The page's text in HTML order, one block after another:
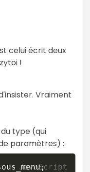
celui écrit deux
!
Vraiment
type (qui
paramètres) :
;